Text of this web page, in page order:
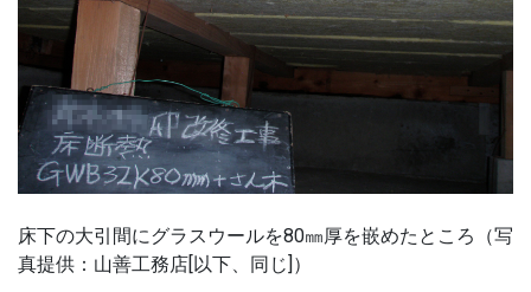
床下の大引間にグラスウールを80㎜厚を嵌めたところ（写
真提供：山善工務店[以下、同じ]）